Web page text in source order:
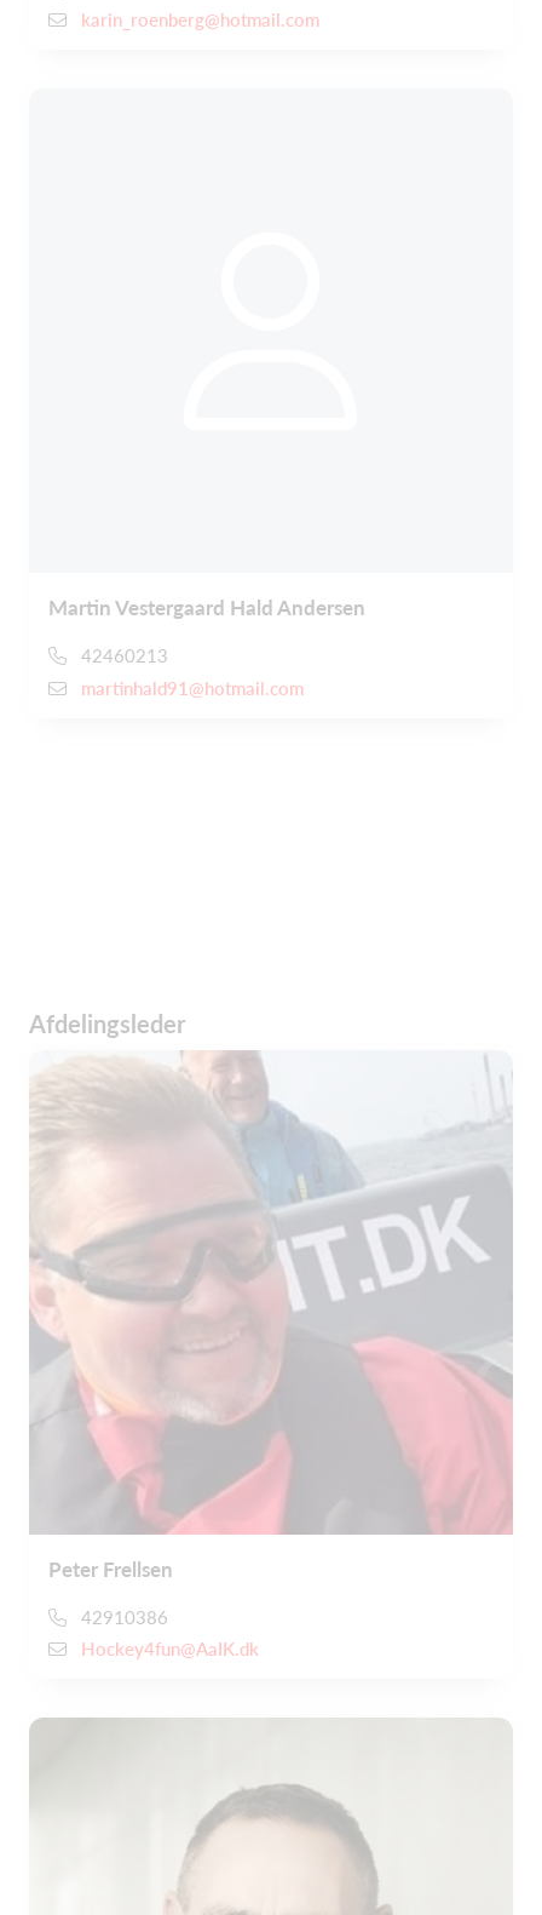
karin_roenberg@hotmail.com
Martin Vestergaard Hald Andersen
42460213
martinhald91@hotmail.com
Afdelingsleder
Peter Frellsen
42910386
Hockey4fun@AaIK.dk